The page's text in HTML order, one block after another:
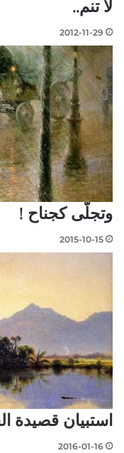
لا تنم..
2012-11-29
وتجلّى كجناح !
2015-10-15
استبيان قصيدة
2016-01-16